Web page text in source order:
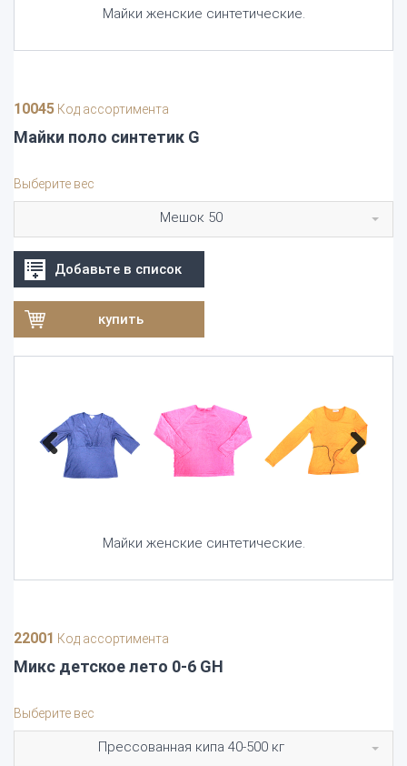
Майки женские синтетические.
10045 Код ассортимента
Майки поло синтетик G
Выберите вес
Мешок 50
Добавьте в список
купить
Previous Next
Майки женские синтетические.
22001 Код ассортимента
Микс детское лето 0-6 GH
Выберите вес
Прессованная кипа 40-500 кг